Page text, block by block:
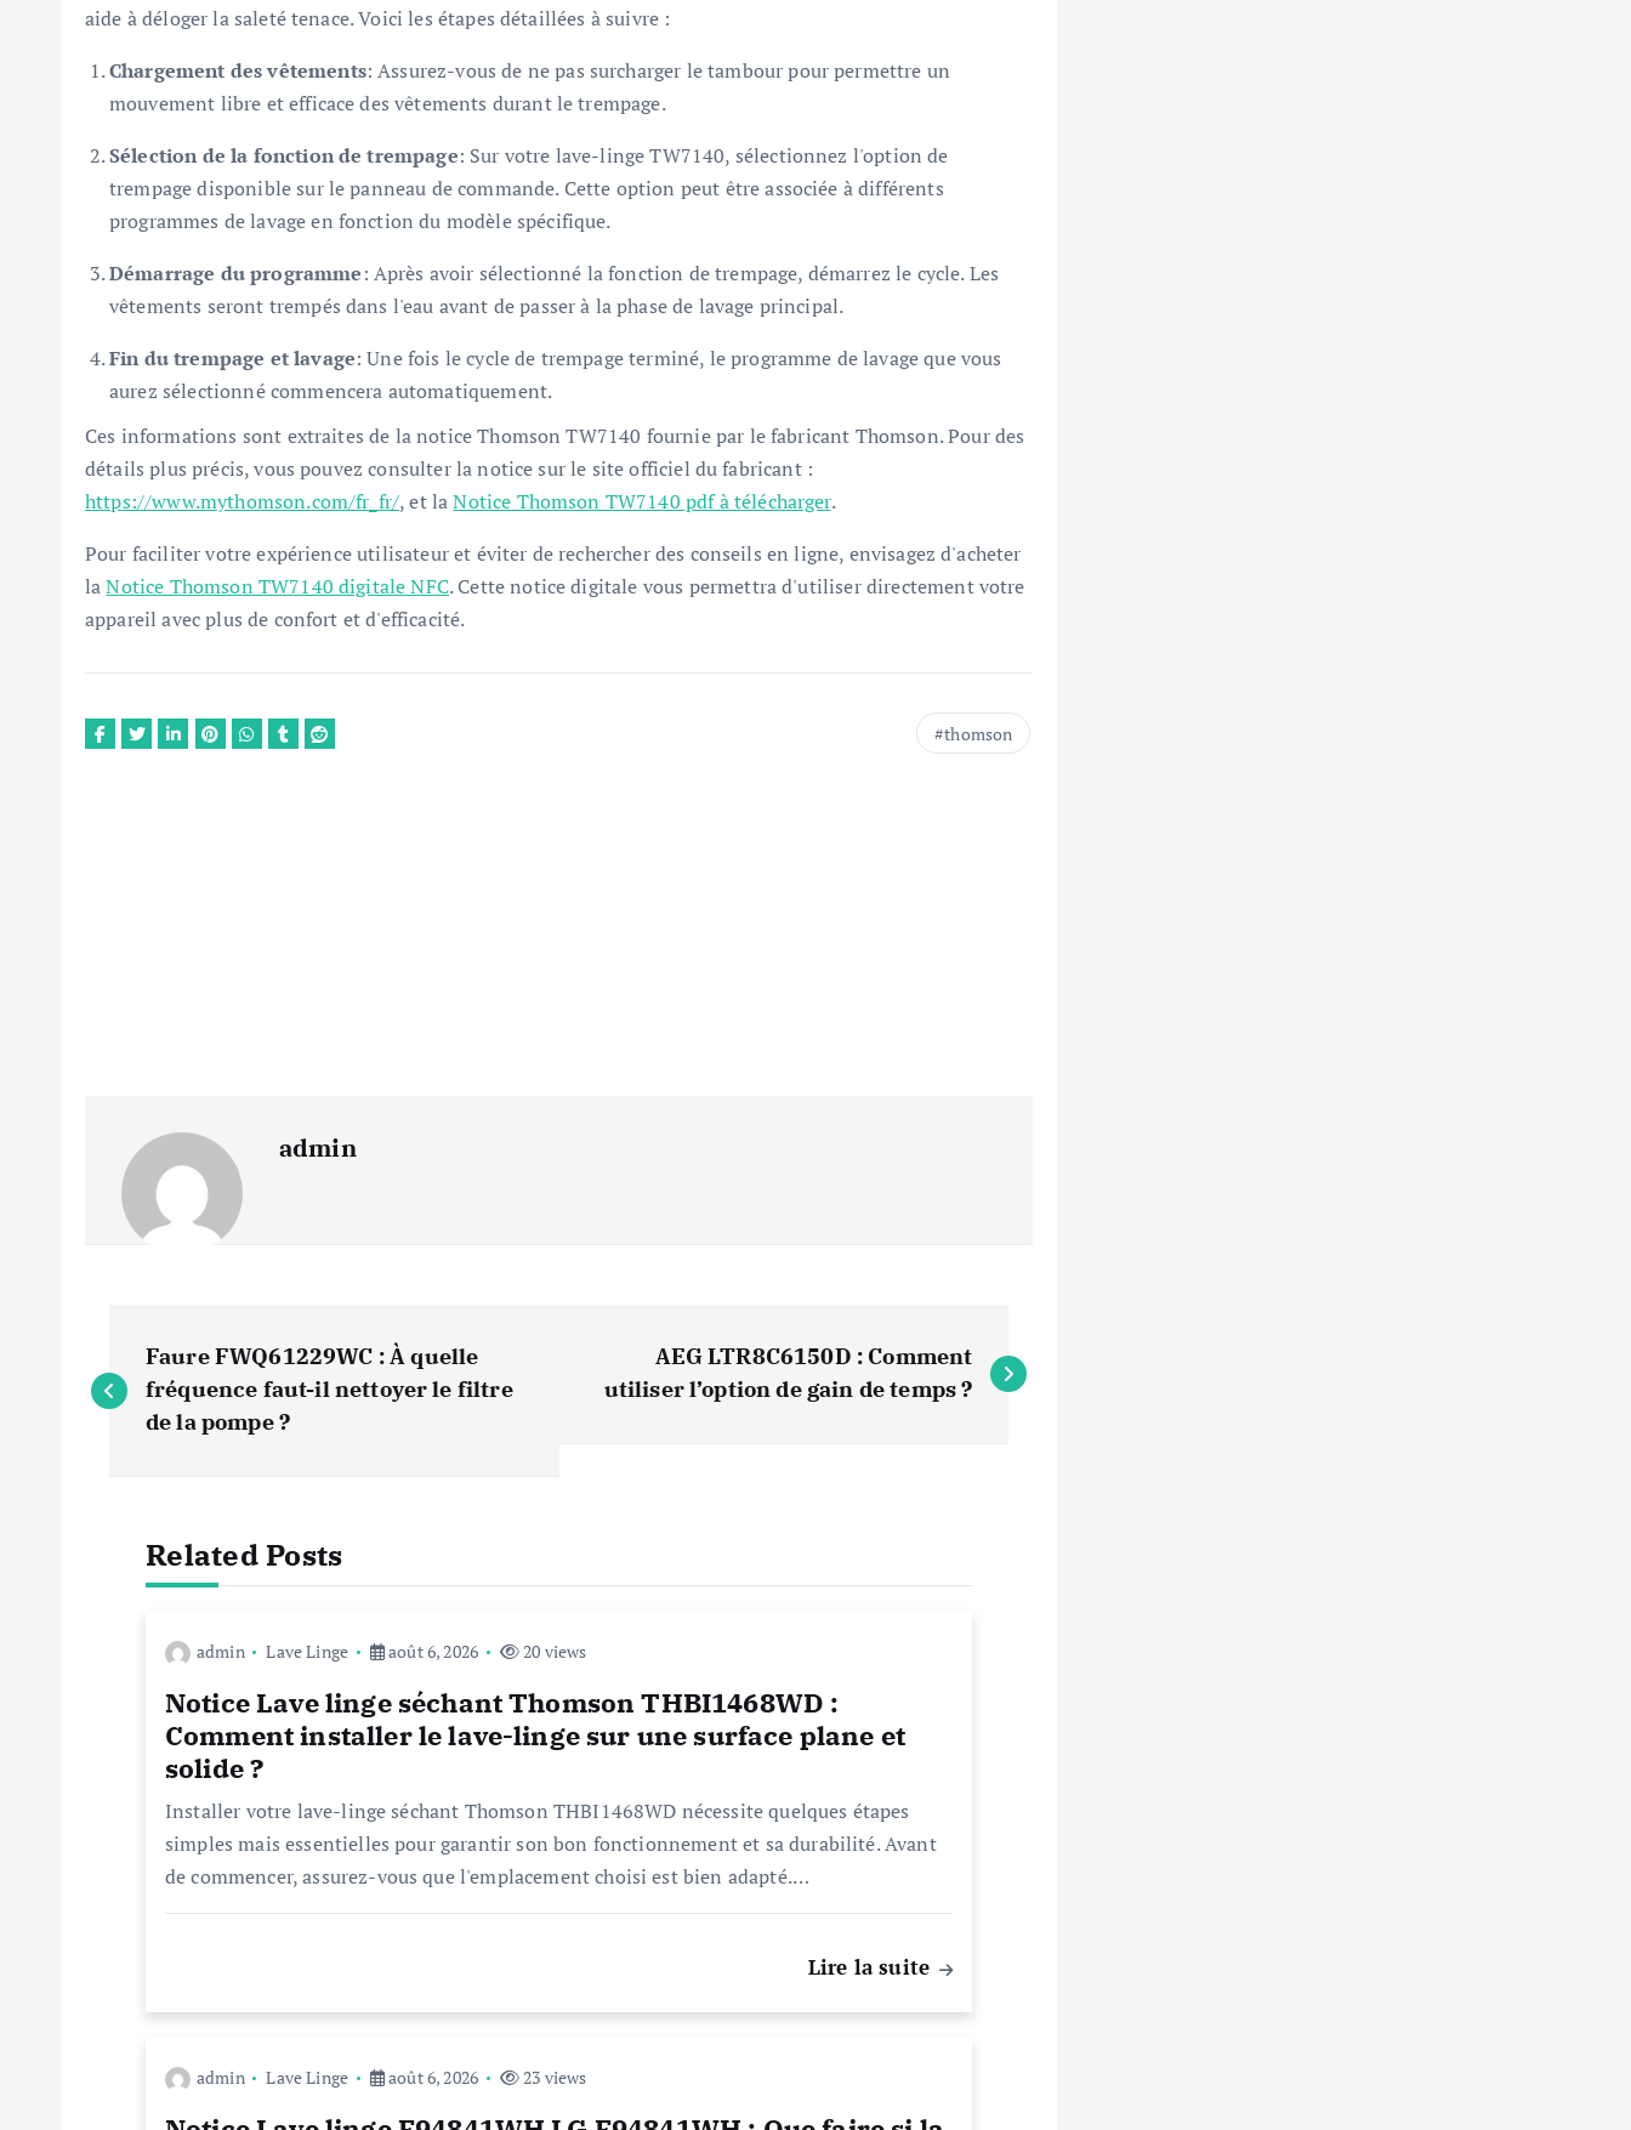
aide à déloger la saleté tenace. Voici les étapes détaillées à suivre :
Chargement des vêtements: Assurez-vous de ne pas surcharger le tambour pour permettre un
mouvement libre et efficace des vêtements durant le trempage.
Sélection de la fonction de trempage: Sur votre lave-linge TW7140, sélectionnez l'option de
trempage disponible sur le panneau de commande. Cette option peut être associée à différents
programmes de lavage en fonction du modèle spécifique.
Démarrage du programme: Après avoir sélectionné la fonction de trempage, démarrez le cycle. Les
vêtements seront trempés dans l'eau avant de passer à la phase de lavage principal.
Fin du trempage et lavage: Une fois le cycle de trempage terminé, le programme de lavage que vous
aurez sélectionné commencera automatiquement.
Ces informations sont extraites de la notice Thomson TW7140 fournie par le fabricant Thomson. Pour des
détails plus précis, vous pouvez consulter la notice sur le site officiel du fabricant :
https://www.mythomson.com/fr_fr/, et laNotice Thomson TW7140 pdf à télécharger.
Pour faciliter votre expérience utilisateur et éviter de rechercher des conseils en ligne, envisagez d'acheter
laNotice Thomson TW7140 digitale NFC. Cette notice digitale vous permettra d'utiliser directement votre
appareil avec plus de confort et d'efficacité.
thomson
admin
a
Faure FWQ61229WC : À quelle
fréquence faut-il nettoyer le filtre
de la pompe ?
AEG LTR8C6150D : Comment
utiliser l’option de gain de temps ?
Related Posts
admin Lave Linge août 6, 2026 20 views
Notice Lave linge séchant Thomson THBI1468WD :
Comment installer le lave-linge sur une surface plane et
solide ?
Installer votre lave-linge séchant Thomson THBI1468WD nécessite quelques étapes
simples mais essentielles pour garantir son bon fonctionnement et sa durabilité. Avant
de commencer, assurez-vous que l'emplacement choisi est bien adapté.…
Lire la suite
admin Lave Linge août 6, 2026 23 views